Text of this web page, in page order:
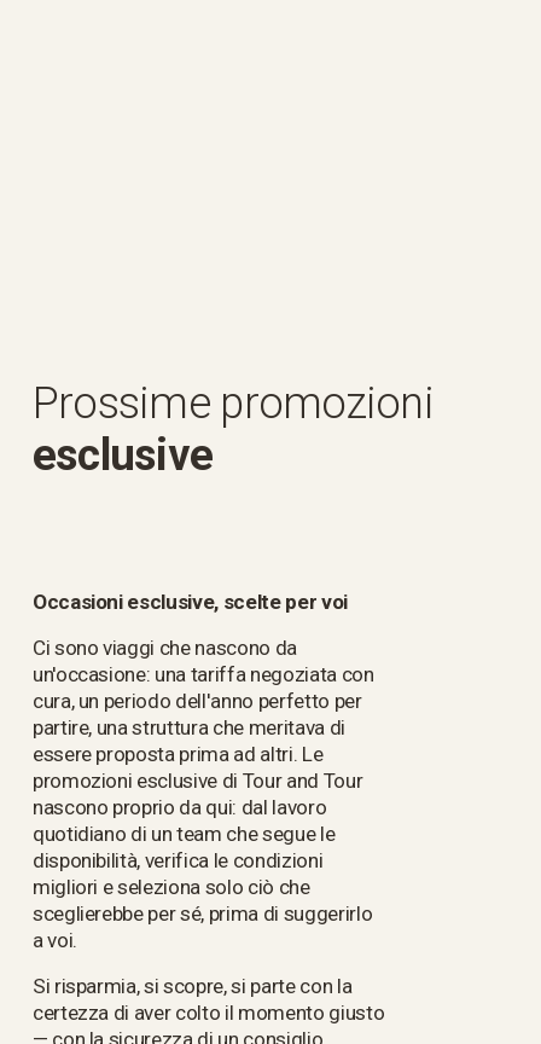
esclusive
Occasioni esclusive, scelte per voi
Ci sono viaggi che nascono da
un'occasione: una tariffa negoziata con
cura, un periodo dell'anno perfetto per
partire, una struttura che meritava di
essere proposta prima ad altri. Le
promozioni esclusive di Tour and Tour
nascono proprio da qui: dal lavoro
quotidiano di un team che segue le
disponibilità, verifica le condizioni
migliori e seleziona solo ciò che
sceglierebbe per sé, prima di suggerirlo
a voi.
Si risparmia, si scopre, si parte con la
certezza di aver colto il momento giusto